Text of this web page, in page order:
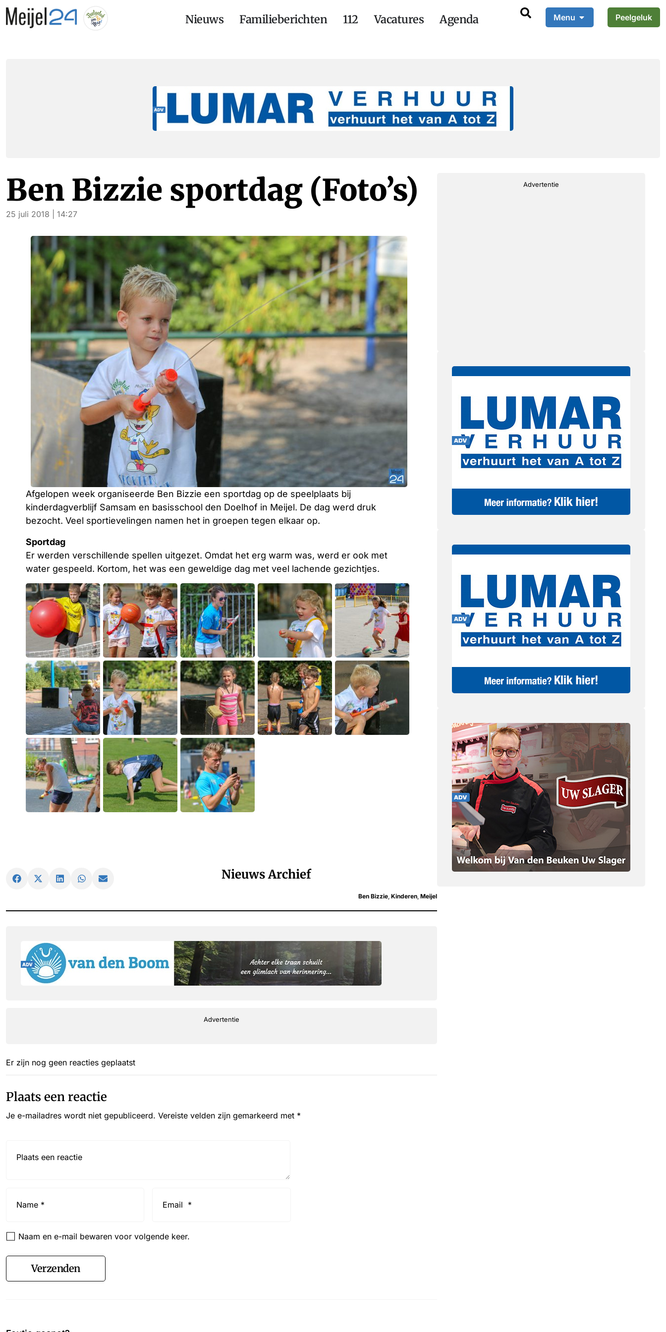
Nieuws Familieberichten 112 Vacatures Agenda Menu Peelgeluk
Ben Bizzie sportdag (Foto’s)
25 juli 2018 | 14:27
Afgelopen week organiseerde Ben Bizzie een sportdag op de speelplaats bij
kinderdagverblijf Samsam en basisschool den Doelhof in Meijel. De dag werd druk
bezocht. Veel sportievelingen namen het in groepen tegen elkaar op.
Sportdag
Er werden verschillende spellen uitgezet. Omdat het erg warm was, werd er ook met
water gespeeld. Kortom, het was een geweldige dag met veel lachende gezichtjes.
Nieuws Archief
Ben Bizzie Kinderen Meijel
Advertentie
Er zijn nog geen reacties geplaatst
Plaats een reactie
Je e-mailadres wordt niet gepubliceerd. Vereiste velden zijn gemarkeerd met *
Naam en e-mail bewaren voor volgende keer.
Verzenden
Advertentie